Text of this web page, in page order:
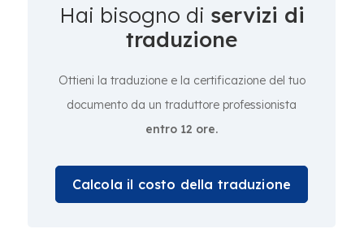
Hai bisogno di servizi di
traduzione
Ottieni la traduzione e la certificazione del tuo
documento da un traduttore professionista
entro 12 ore.
Calcola il costo della traduzione